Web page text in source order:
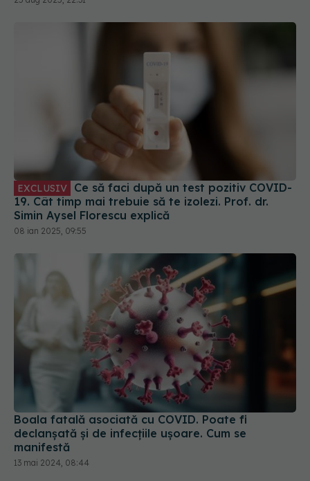
EXCLUSIV
19. Cât timp mai trebuie să te izolezi. Prof. dr.
Simin Aysel Florescu explică
08 ian 2025, 09:55
Boala fatală asociată cu COVID. Poate fi
declanșată și de infecțiile ușoare. Cum se
manifestă
13 mai 2024, 08:44